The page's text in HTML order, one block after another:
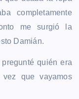
completamente
me surgió la
Damián.
quién era
que vayamos